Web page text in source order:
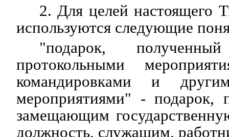
2. Для целей настоящего
используются следующие
"подарок,
протокольными
командировками и
мероприятиями" - подарок,
замещающим
должность, служащим,